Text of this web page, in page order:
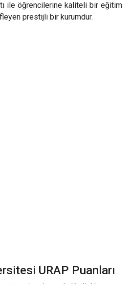
ile öğrencilerine kaliteli bir eğitim
prestijli bir kurumdur.
URAP Puanları